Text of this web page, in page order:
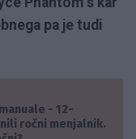
pa je tudi
- 12-
ročni menjalnik.